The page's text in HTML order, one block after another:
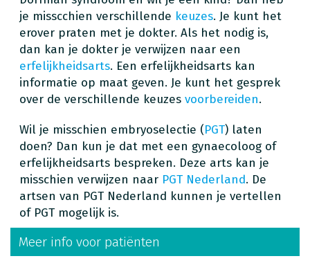
je misscchien verschillende keuzes. Je kunt het
erover praten met je dokter. Als het nodig is,
dan kan je dokter je verwijzen naar een
erfelijkheidsarts. Een erfelijkheidsarts kan
informatie op maat geven. Je kunt het gesprek
over de verschillende keuzes voorbereiden.
Wil je misschien embryoselectie (PGT) laten
doen? Dan kun je dat met een gynaecoloog of
erfelijkheidsarts bespreken. Deze arts kan je
misschien verwijzen naar PGT Nederland. De
artsen van PGT Nederland kunnen je vertellen
of PGT mogelijk is.
Meer info voor patiënten